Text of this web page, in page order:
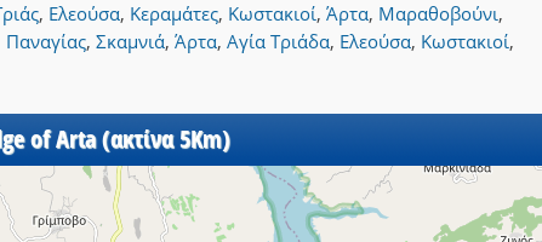
, Ελεούσα, Κεραμάτες, Κωστακιοί, Άρτα, Μαραθοβούνι,
, Σκαμνιά, Άρτα, Αγία Τριάδα, Ελεούσα, Κωστακιοί,
of Arta (ακτίνα 5Km)